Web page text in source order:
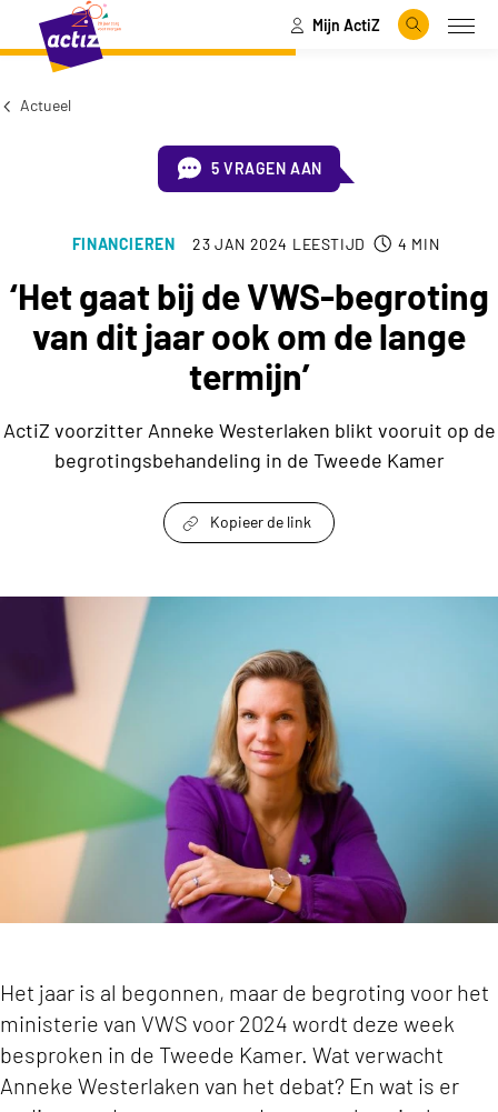
Naar hoofdinhoud
Naar menu Mijn ActiZ
Zoeken
Actueel
5 VRAGEN AAN
FINANCIEREN 23 JAN 2024 LEESTIJD 4 MIN
‘Het gaat bij de VWS-begroting
van dit jaar ook om de lange
termijn’
ActiZ voorzitter Anneke Westerlaken blikt vooruit op de
begrotingsbehandeling in de Tweede Kamer
Kopieer de link
‘Het gaat bij de VWS-begroting van dit jaar
Het jaar is al begonnen, maar de begroting voor het
ministerie van VWS voor 2024 wordt deze week
besproken in de Tweede Kamer. Wat verwacht
Anneke Westerlaken van het debat? En wat is er